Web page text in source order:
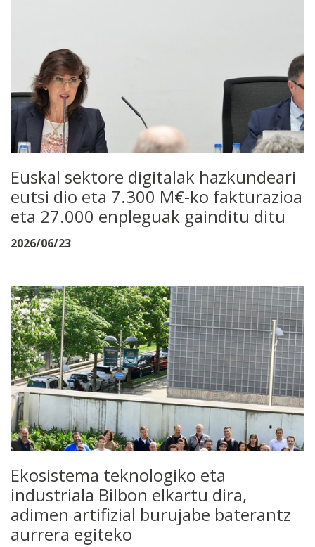
Euskal sektore digitalak hazkundeari
eutsi dio eta 7.300 M€-ko fakturazioa
eta 27.000 enpleguak gainditu ditu
2026/06/23
Ekosistema teknologiko eta
industriala Bilbon elkartu dira,
adimen artifizial burujabe baterantz
aurrera egiteko